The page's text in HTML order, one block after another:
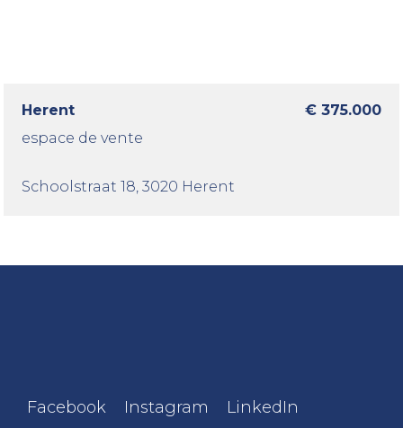
Herent
€ 375.000
espace de vente
Schoolstraat 18 , 3020 Herent
Facebook Instagram LinkedIn